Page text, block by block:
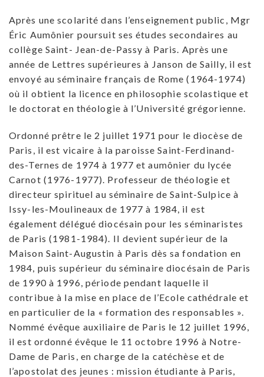
Après une scolarité dans l’enseignement public, Mgr
Éric Aumônier poursuit ses études secondaires au
collège Saint- Jean-de-Passy à Paris. Après une
année de Lettres supérieures à Janson de Sailly, il est
envoyé au séminaire français de Rome (1964-1974)
où il obtient la licence en philosophie scolastique et
le doctorat en théologie à l’Université grégorienne.
Ordonné prêtre le 2 juillet 1971 pour le diocèse de
Paris, il est vicaire à la paroisse Saint-Ferdinand-
des-Ternes de 1974 à 1977 et aumônier du lycée
Carnot (1976-1977). Professeur de théologie et
directeur spirituel au séminaire de Saint-Sulpice à
Issy-les-Moulineaux de 1977 à 1984, il est
également délégué diocésain pour les séminaristes
de Paris (1981-1984). II devient supérieur de la
Maison Saint-Augustin à Paris dès sa fondation en
1984, puis supérieur du séminaire diocésain de Paris
de 1990 à 1996, période pendant laquelle il
contribue à la mise en place de l’Ecole cathédrale et
en particulier de la « formation des responsables ».
Nommé évêque auxiliaire de Paris le 12 juillet 1996,
il est ordonné évêque le 11 octobre 1996 à Notre-
Dame de Paris, en charge de la catéchèse et de
l’apostolat des jeunes : mission étudiante à Paris,